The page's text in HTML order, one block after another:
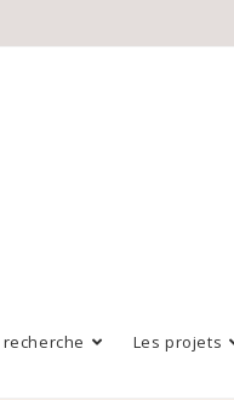
recherche Les projets